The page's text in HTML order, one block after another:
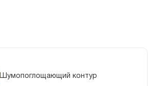
Шумопоглощающий контур